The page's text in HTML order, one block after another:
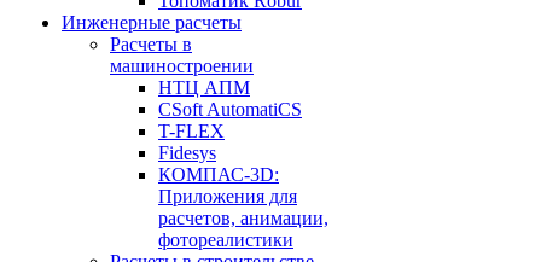
Инженерные расчеты
Расчеты в
машиностроении
НТЦ АПМ
CSoft AutomatiCS
T-FLEX
Fidesys
КОМПАС-3D:
Приложения для
расчетов, анимации,
фотореалистики